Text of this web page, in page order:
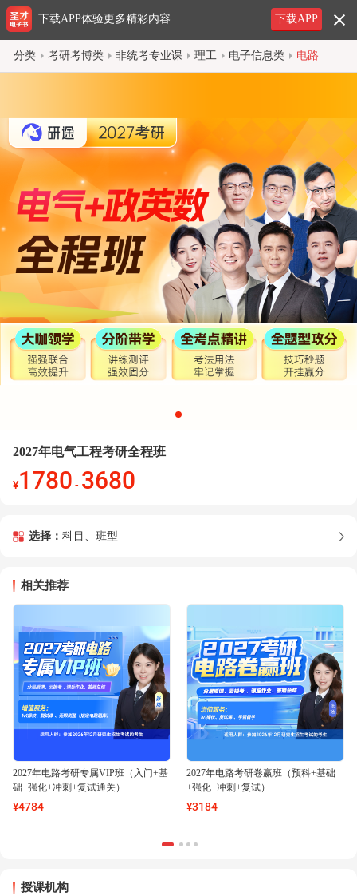
分类 考研考博类 非统考专业课 理工 电子信息类 电路
2027年电气工程考研全程班
¥1780 - 3680
选择： 科目、班型
相关推荐
2027年电路考研专属VIP班（入门+基
础+强化+冲刺+复试通关）
¥4784
2027年电路考研卷赢班（预科+基础
+强化+冲刺+复试）
¥3184
授课机构
下载APP
下载APP体验更多精彩内容